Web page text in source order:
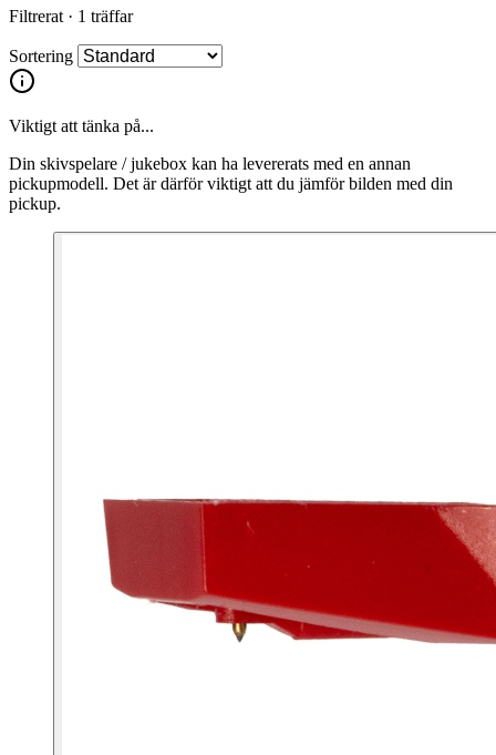
Filtrerat · 1 träffar
Sortering
Viktigt att tänka på...
Din skivspelare / jukebox kan ha levererats med en annan
pickupmodell. Det är därför viktigt att du jämför bilden med din
pickup.